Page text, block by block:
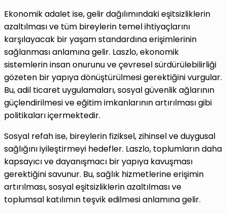
Ekonomik adalet ise, gelir dağılımındaki eşitsizliklerin
azaltılması ve tüm bireylerin temel ihtiyaçlarını
karşılayacak bir yaşam standardına erişimlerinin
sağlanması anlamına gelir. Laszlo, ekonomik
sistemlerin insan onurunu ve çevresel sürdürülebilirliği
gözeten bir yapıya dönüştürülmesi gerektiğini vurgular.
Bu, adil ticaret uygulamaları, sosyal güvenlik ağlarının
güçlendirilmesi ve eğitim imkanlarının artırılması gibi
politikaları içermektedir.
Sosyal refah ise, bireylerin fiziksel, zihinsel ve duygusal
sağlığını iyileştirmeyi hedefler. Laszlo, toplumların daha
kapsayıcı ve dayanışmacı bir yapıya kavuşması
gerektiğini savunur. Bu, sağlık hizmetlerine erişimin
artırılması, sosyal eşitsizliklerin azaltılması ve
toplumsal katılımın teşvik edilmesi anlamına gelir.